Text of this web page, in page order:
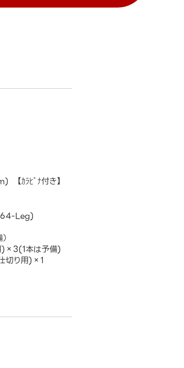
【ｶﾗﾋﾞﾅ付き】
64-Leg)
)×3(1本は予備)
切り用)×1